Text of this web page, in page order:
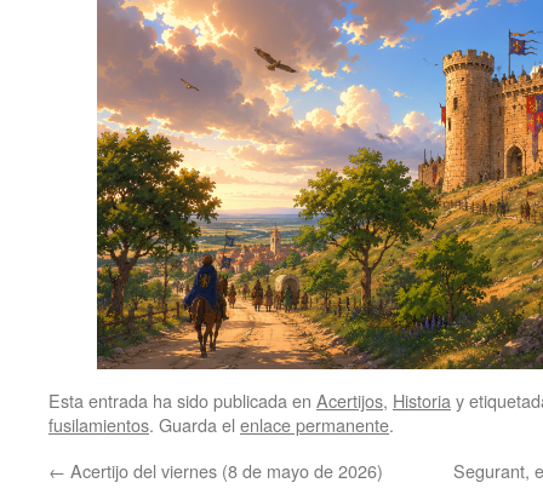
Esta entrada ha sido publicada en Acertijos, Historia y
fusilamientos. Guarda el enlace permanente.
← Acertijo del viernes (8 de mayo de 2026) Segurant,